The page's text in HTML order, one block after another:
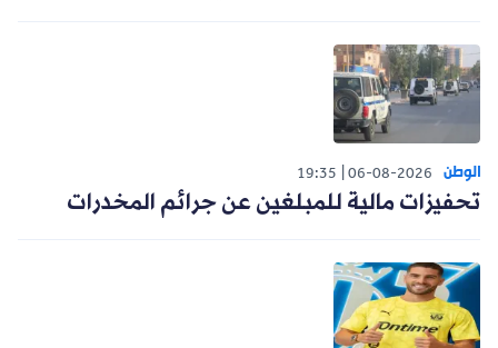
الوطن 06-08-2026
19:35
تحفيزات مالية للمبلغين عن جرائم المخدرات